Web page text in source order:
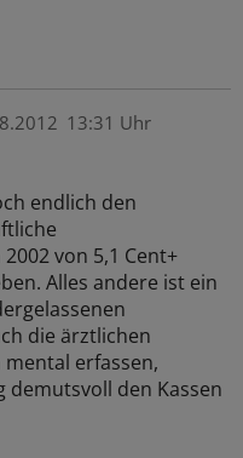
13:31 Uhr
endlich den
von 5,1 Cent+
Alles andere ist ein
die ärztlichen
erfassen,
demutsvoll den Kassen